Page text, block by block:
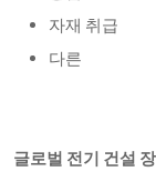
자재 취급
다른
글로벌 전기 건설